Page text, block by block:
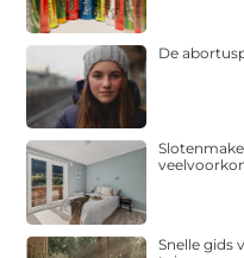
De
Snelle gids